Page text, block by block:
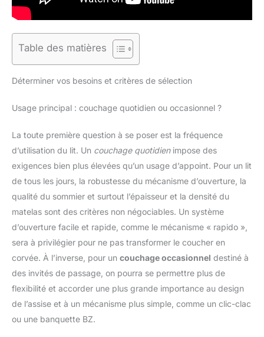
Table des matières
Déterminer vos besoins et critères de sélection
Usage principal : couchage quotidien ou occasionnel ?
La toute première question à se poser est la fréquence
d’utilisation du lit. Un couchage quotidienimpose des
exigences bien plus élevées qu’un usage d’appoint. Pour un lit
de tous les jours, la robustesse du mécanisme d’ouverture, la
qualité du sommier et surtout l’épaisseur et la densité du
matelas sont des critères non négociables. Un système
d’ouverture facile et rapide, comme le mécanisme « rapido »,
sera à privilégier pour ne pas transformer le coucher en
corvée. À l’inverse, pour un couchage occasionnel destiné à
des invités de passage, on pourra se permettre plus de
flexibilité et accorder une plus grande importance au design
de l’assise et à un mécanisme plus simple, comme un clic-clac
ou une banquette BZ.